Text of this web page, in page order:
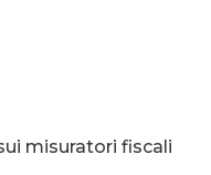
misuratori fiscali